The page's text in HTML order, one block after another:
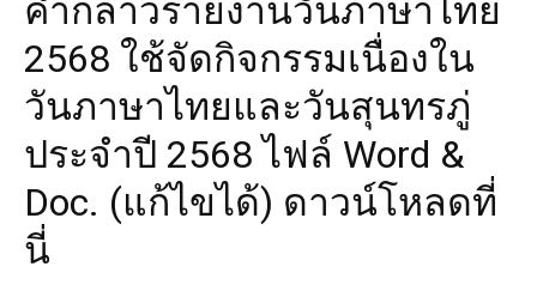
คำกล่าวรายงานวันภาษาไทย
2568 ใช้จัดกิจกรรมเนื่องใน
วันภาษาไทยและวันสุนทรภู่
ประจำปี 2568 ไฟล์ Word &
Doc. (แก้ไขได้) ดาวน์โหลดที่
นี่